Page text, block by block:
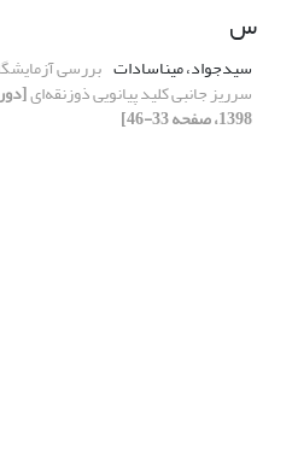
س
سیدجواد، میناسادات بررسی
سرریز جانبی کلید پیانویی ذوزنقه‌ای
1398، صفحه 33-46]